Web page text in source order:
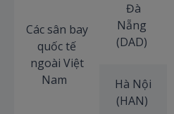
Các sân bay
quốc tế
ngoài Việt
Nam
Đà
Nẵng
(DAD)
Hà Nội
(HAN)